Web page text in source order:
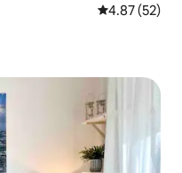
レビュー52
4.87 (52)